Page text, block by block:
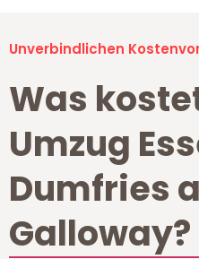
Unverbindlichen
Was
Umzug
Dumfries
Galloway?